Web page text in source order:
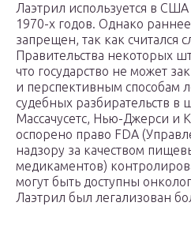
Лаэтрил используется в
1970-х годов. Однако
запрещен, так как считался
Правительства некоторых
что государство не может
и перспективным способам
судебных разбирательств в
Массачусетс, Нью-Джерси и
оспорено право FDA
надзору за качеством
медикаментов)
могут быть доступны
Лаэтрил был легализован